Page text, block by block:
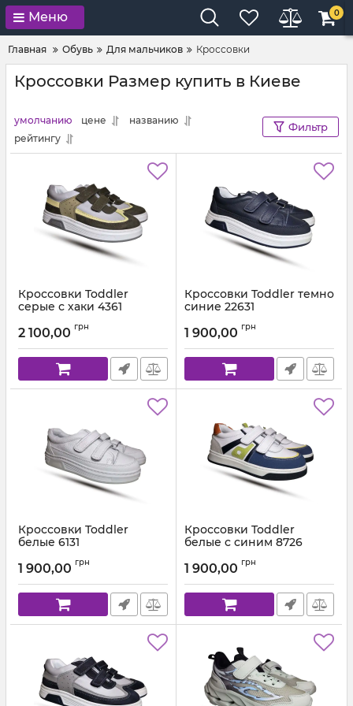
Меню 0
Главная Обувь Для мальчиков Кроссовки
Кроссовки Размер купить в Киеве
умолчанию цене
названию
рейтингу
Фильтр
Кроссовки Toddler
серые с хаки 4361
2 100,00 грн
Кроссовки Toddler темно
синие 22631
1 900,00 грн
Кроссовки Toddler
белые 6131
1 900,00 грн
Кроссовки Toddler
белые с синим 8726
1 900,00 грн